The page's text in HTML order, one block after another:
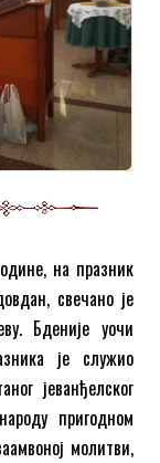
на празник
свечано је
Бденије уочи
је служио
јеванђелског
пригодном
молитви,